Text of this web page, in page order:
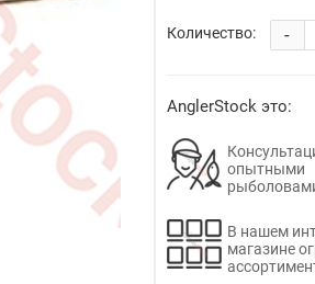
Количество: -
AnglerStock это:
опытными
В нашем
магазине